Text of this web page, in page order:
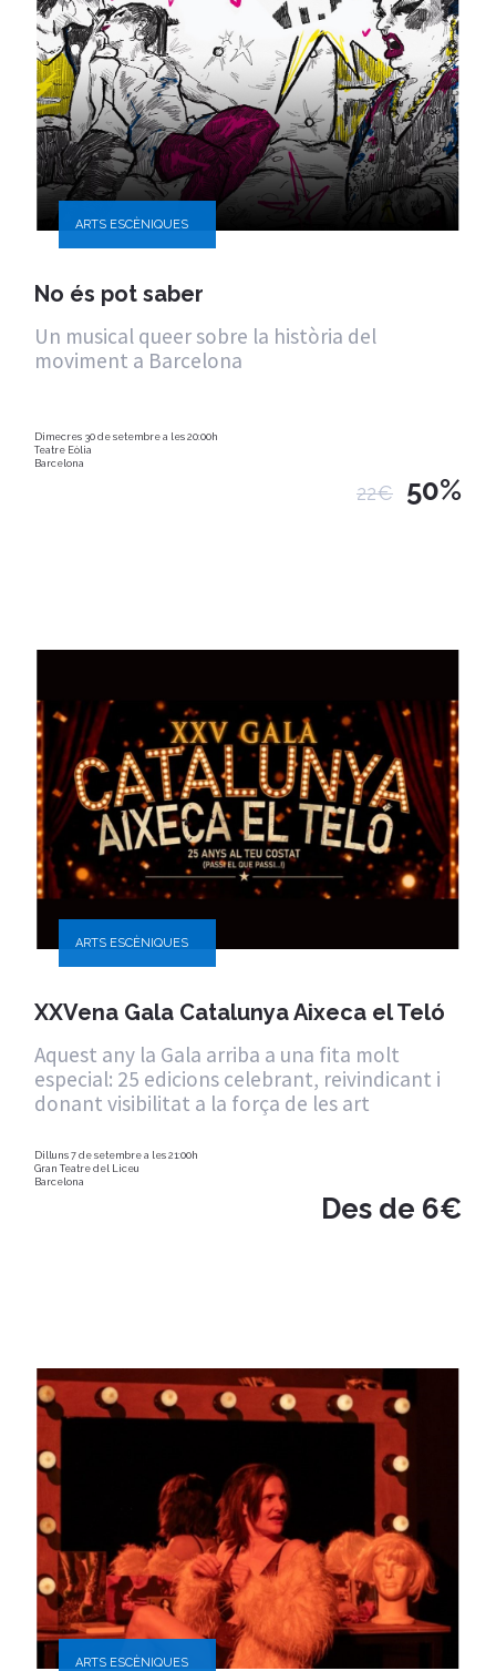
ARTS ESCÈNIQUES
No és pot saber
Un musical queer sobre la història del
moviment a Barcelona
Dimecres 30 de setembre a les 20:00h
Teatre Eòlia
Barcelona
22€ 50%
ARTS ESCÈNIQUES
XXVena Gala Catalunya Aixeca el Teló
Aquest any la Gala arriba a una fita molt
especial: 25 edicions celebrant, reivindicant i
donant visibilitat a la força de les art
Dilluns 7 de setembre a les 21:00h
Gran Teatre del Liceu
Barcelona
Des de 6€
ARTS ESCÈNIQUES